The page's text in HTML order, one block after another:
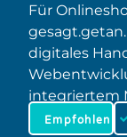
Für
digitales
integriertem
Empfohlen